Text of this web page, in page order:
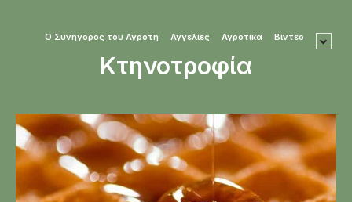
O Συνήγορος του Αγρότη Αγγελίες Αγροτικά Βίντεο
Κτηνοτροφία